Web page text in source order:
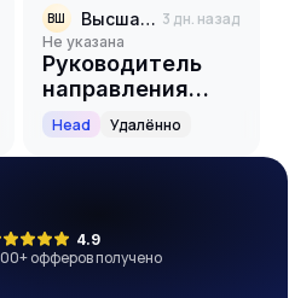
ВШ Высшая школа бизнеса НИУ ВШЭ 3 дн. назад
Не указана
Руководитель
направления
коммерческой
аналитики
Head Удалённо
4.9
+ офферов получено